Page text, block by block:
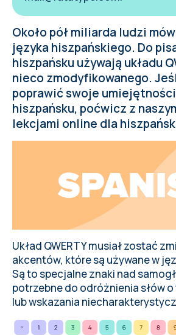
Około pół miliarda ludzi
języka hiszpańskiego. Do
hiszpańsku używają układu
nieco zmodyfikowanego.
poprawić swoje
hiszpańsku, poćwicz z
lekcjami online dla
Układ QWERTY musiał zostać
akcentów, które są używane w
Są to specjalne znaki nad
potrzebne do odróżnienia słów
lub wskazania